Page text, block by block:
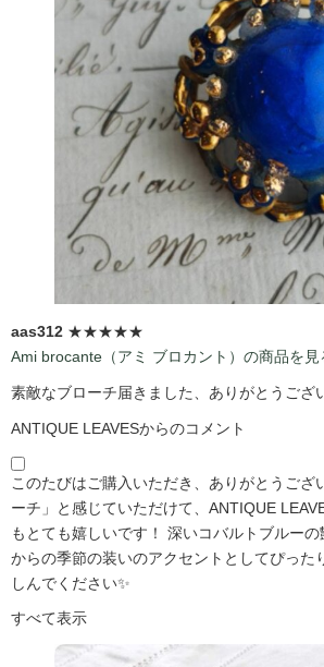
aas312 ★★★★★
Ami brocante（アミ ブロカント）の商品を見
素敵なブローチ届きました、ありがとうござ
ANTIQUE LEAVESからのコメント
このたびはご購入いただき、ありがとうご
ーチ」と感じていただけて、ANTIQUE
もとても嬉しいです！ 深いコバルトブルー
からの季節の装いのアクセントとしてぴった
しんでください✨
すべて表示